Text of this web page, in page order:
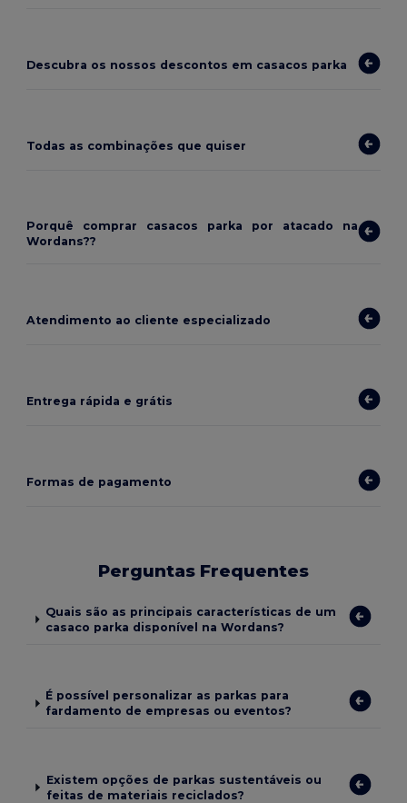
Descubra os nossos descontos em casacos parka
Todas as combinações que quiser
Porquê comprar casacos parka por atacado na
Wordans??
Atendimento ao cliente especializado
Entrega rápida e grátis
Formas de pagamento
Perguntas Frequentes
Quais são as principais características de um
casaco parka disponível na Wordans?
É possível personalizar as parkas para
fardamento de empresas ou eventos?
Existem opções de parkas sustentáveis ou
feitas de materiais reciclados?